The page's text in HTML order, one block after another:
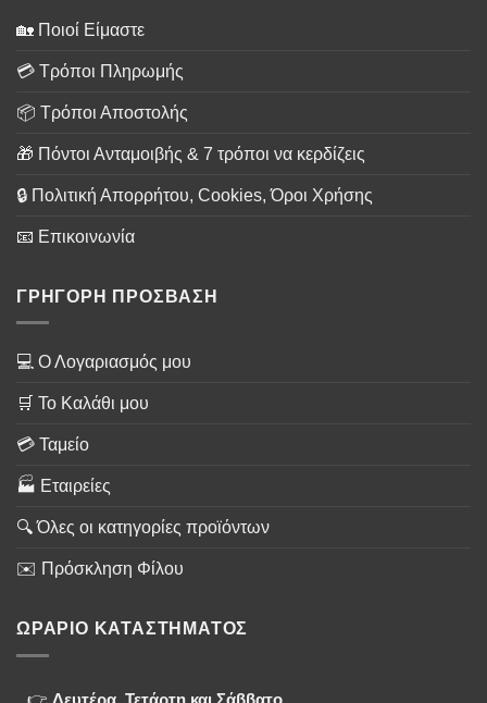
🏡 Ποιοί Είμαστε
💳 Τρόποι Πληρωμής
📦 Τρόποι Αποστολής
🎁 Πόντοι Ανταμοιβής & 7 τρόποι να κερδίζεις
🔒 Πολιτική Απορρήτου, Cookies, Όροι Χρήσης
📧 Επικοινωνία
ΓΡΗΓΟΡΗ ΠΡΟΣΒΑΣΗ
💻 Ο Λογαριασμός μου
🛒 Το Καλάθι μου
💳 Ταμείο
🏭 Εταιρείες
🔍 Όλες οι κατηγορίες προϊόντων
✉️ Πρόσκληση Φίλου
ΩΡΑΡΙΟ ΚΑΤΑΣΤΗΜΑΤΟΣ
👉 Δευτέρα, Τετάρτη και Σάββατο